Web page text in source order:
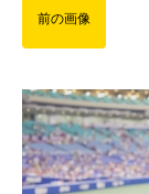
前の画像